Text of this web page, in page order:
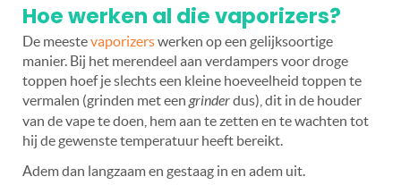
Hoe werken al die vaporizers?
De meestevaporizerswerken op een gelijksoortige
manier. Bij het merendeel aan verdampers voor droge
toppen hoef je slechts een kleine hoeveelheid toppen te
vermalen (grinden met een grinderdus), dit in de houder
van de vape te doen, hem aan te zetten en te wachten tot
hij de gewenste temperatuur heeft bereikt.
Adem dan langzaam en gestaag in en adem uit.